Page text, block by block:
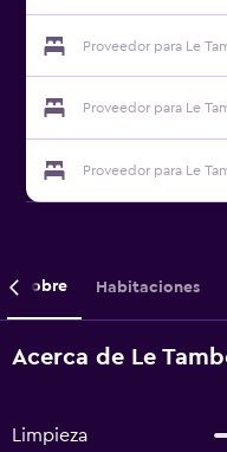
Proveedor para Le
Proveedor para Le
Proveedor para Le
Sobre Habitaciones
Acerca de Le
Limpieza